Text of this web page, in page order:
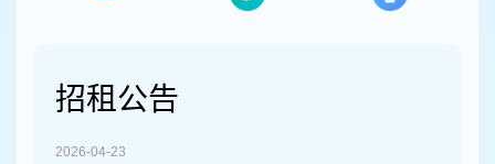
招租公告
2026-04-23